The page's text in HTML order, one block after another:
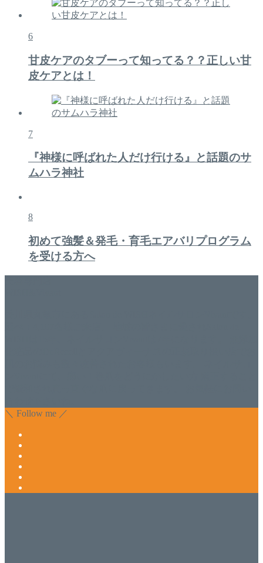
6
甘皮ケアのタブーって知ってる？？正しい甘
皮ケアとは！
7
『神様に呼ばれた人だけ行ける』と話題のサ
ムハラ神社
8
初めて強髪＆発毛・育毛エアバリプログラム
を受ける方へ
＼ Follow me ／